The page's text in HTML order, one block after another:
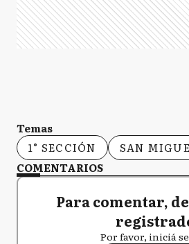
Temas
1° SECCIÓN
SAN
COMENTARIOS
Para comentar,
Por favor, iniciá